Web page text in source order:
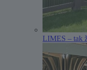
LIMES – tak